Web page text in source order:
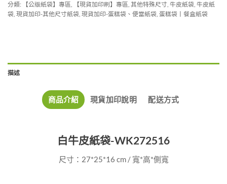
分類:
【公版紙袋】專區, 【現貨加印刷】專區, 其他特殊尺寸, 牛皮紙袋, 牛皮紙
袋, 現貨加印-其他尺寸紙袋, 現貨加印-蛋糕袋、便當紙袋, 蛋糕袋丨餐盒紙袋
描述
商品介紹 現貨加印說明 配送方式
白牛皮紙袋-WK272516
尺寸：27*25*16 cm / 寬*高*側寬